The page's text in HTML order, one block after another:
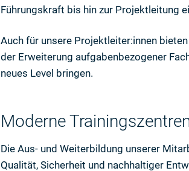
Führungskraft bis hin zur Projektleitung
Auch für unsere Projektleiter:innen
der Erweiterung aufgabenbezogener
neues Level bringen.
Moderne
Die Aus- und Weiterbildung unserer
Qualität, Sicherheit und nachhaltiger